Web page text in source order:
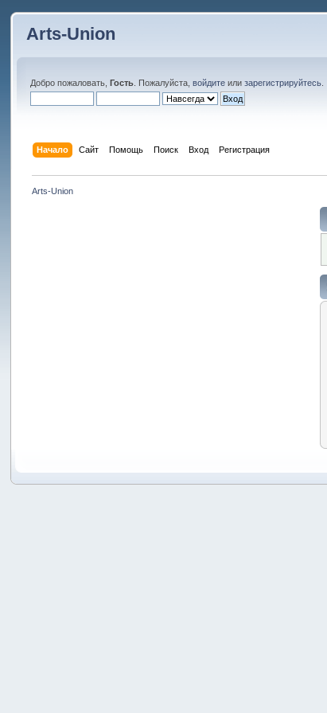
Arts-Union
Добро пожаловать,Гость . Пожалуйста,войдите илизарегистрируйтесь
Начало Сайт Помощь Поиск Вход Регистрация
Arts-Union